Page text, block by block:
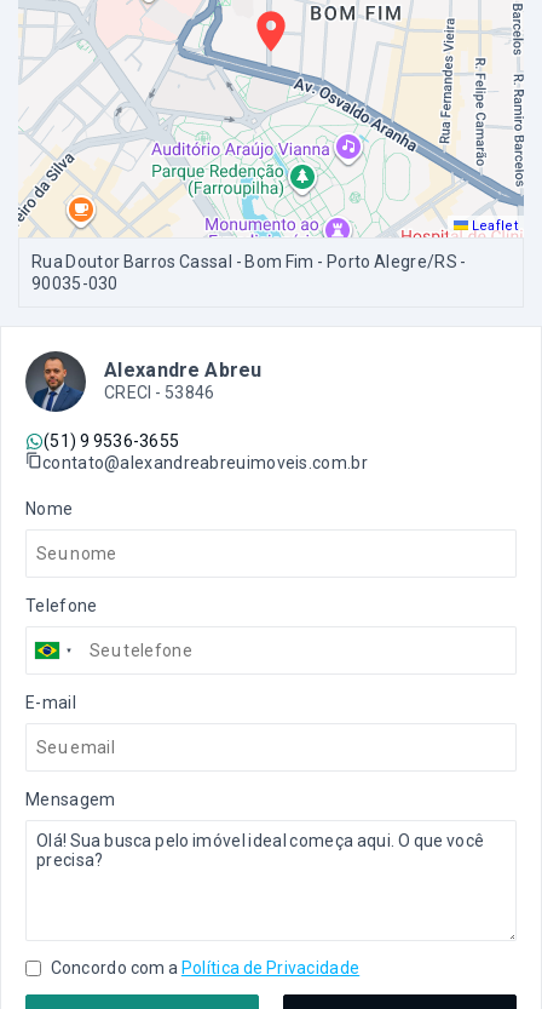
Leaflet
Rua Doutor Barros Cassal - Bom Fim - Porto Alegre/RS -
90035-030
Alexandre Abreu
CRECI - 53846
(51) 9 9536-3655
contato@alexandreabreuimoveis.com.br
Nome
Telefone
E-mail
Mensagem
Concordo com a Política de Privacidade